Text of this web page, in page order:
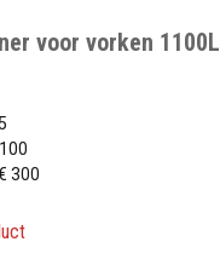
voor vorken 1100L
300